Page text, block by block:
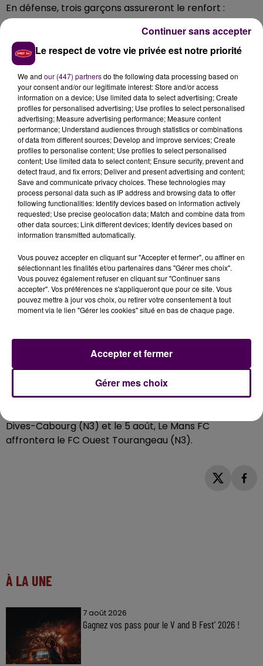
En défense, trois garçons assureront le renfort :
Nicolas Suchet, 28 ans, en provenance de Lyon-
Duchère -National-, Pierre Lemonnier, 23 ans, qui a fait
ses classes au Stade Rennais et qui arrive de l’US
Granville et Tom Duponchelle, latéral droit de 21 ans
formé à Amiens qui évoluait au Stade de Reims depuis
2014. Champion de France U19 en 2015, il a participé, la
saison dernière, à une vingtaine de matchs avec la
réserve rémoise en CFA.
Un préparateur physique
Le Mans FC a par ailleurs confié la préparation
physique de ses garçons à Tanguy Charmel : diplômé
d’État, à bientôt 33 ans, ce natif de Châteaubriand
s’appuie sur un parcours riche d’expériences variées
en sports collectifs et individuels puisqu’il a
notamment accompagné le coureur Mohamed
de rejoindre le Sablé FC en octobre 2015.
Calendrier estival chargé
Pour attaquer du bon pied l’accession au
championnat de Nationale 2, Le Mans FC va s’imposer
l’US Saint-Malo (N2) à Isigny-le-Buat, le19 juillet,
match à La Flèche face au SO Cholet (N1), le 22 juillet,
les Sarthois seront opposés à Quevilly-Rouen
Métropole (Ligue 2), le26 juillet, match à Château-
Gontier contre les Voltigeurs de Châteaubriant (N3),
Dives-Cabourg (N3) et le 5 août, Le Mans FC
affrontera le FC Ouest Tourangeau (N3).
À LA UNE
7 août 2026
Gagnez vos pass pour le V and B Fest' 2026 !
Le respect de votre vie privée est notre priorité
We and our (447) partnersdo the following data processing based on
your consent and/or our legitimate interest: Store and/or access
information on a device; Use limited data to select advertising; Create
profiles for personalised advertising; Use profiles to select personalised
advertising; Measure advertising performance; Measure content
performance; Understand audiences through statistics or combinations
of data from different sources; Develop and improve services; Create
profiles to personalise content; Use profiles to select personalised
content; Use limited data to select content; Ensure security, prevent and
detect fraud, and fix errors; Deliver and present advertising and content;
Save and communicate privacy choices. These technologies may
process personal data such as IP address and browsing data to offer
following functionalities: Identify devices based on information actively
requested; Use precise geolocation data; Match and combine data from
other data sources; Link different devices; Identify devices based on
information transmitted automatically.
Vous pouvez accepter en cliquant sur "Accepter et fermer", ou affiner en
sélectionnant les finalités et/ou partenaires dans "Gérer mes choix".
Vous pouvez également refuser en cliquant sur "Continuer sans
accepter". Vos préférences ne s'appliqueront que pour ce site. Vous
pouvez mettre à jour vos choix, ou retirer votre consentement à tout
moment via le lien "Gérer les cookies" situé en bas de chaque page.
Gérer mes choix
Accepter et fermer
Continuer sans accepter